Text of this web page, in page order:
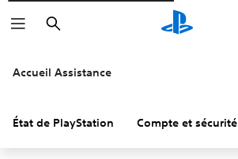
Rechercher
Accueil Assistance
État de PlayStation Compte et sécurité